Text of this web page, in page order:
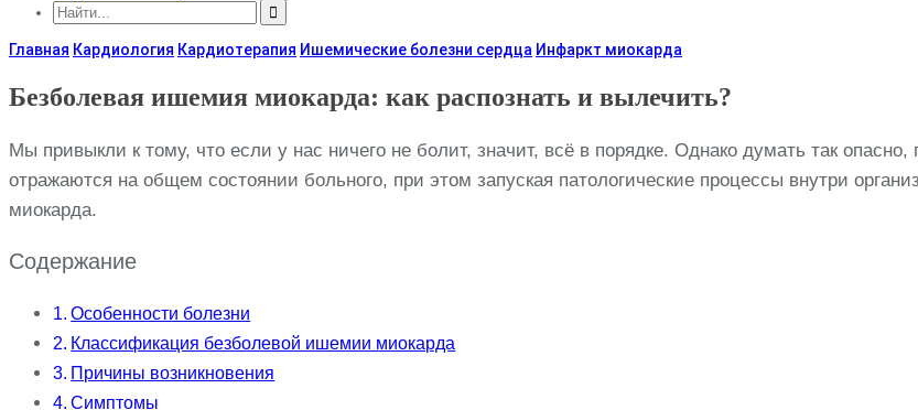
Главная Кардиология Кардиотерапия Ишемические болезни сердца Инфаркт миокарда
Безболевая ишемия миокарда: как распознать и вылечить?
Мы привыкли к тому, что если у нас ничего не болит, значит, всё в порядке. Однако думать так
отражаются на общем состоянии больного, при этом запуская патологические процессы внутри
миокарда.
Содержание
Особенности болезни
Классификация безболевой ишемии миокарда
Причины возникновения
Симптомы